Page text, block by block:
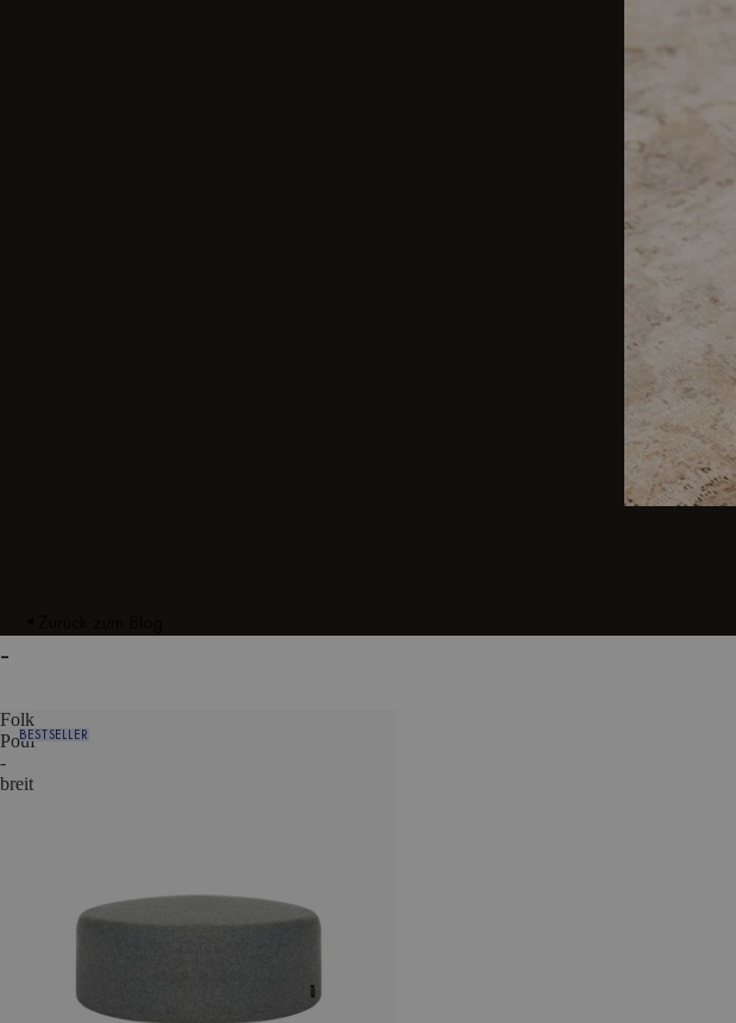
-
Folk
Pouf
-
breit
BESTSELLER